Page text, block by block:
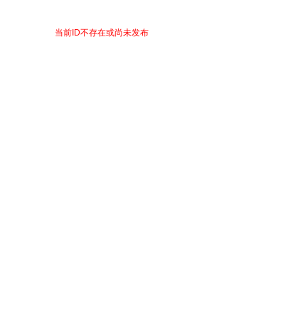
当前ID不存在或尚未发布